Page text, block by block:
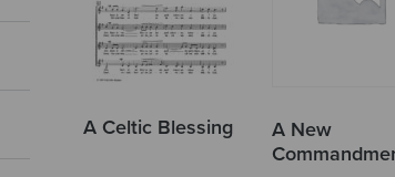
A Celtic Blessing
A New